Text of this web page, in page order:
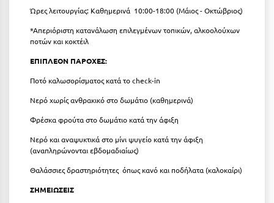
Κύπρος
Κως
Λαγκάδια
Λασίθι
Ώρες λειτουργίας: Καθημερινά 10:00-18:00 (Μάιος - Οκτώβριος)
*Απεριόριστη κατανάλωση επιλεγμένων τοπικών, αλκοολούχων
ποτών και κοκτέιλ
ΕΠΙΠΛΕΟΝ ΠΑΡΟΧΕΣ:
Ποτό καλωσορίσματος κατά το check-in
Νερό χωρίς ανθρακικό στο δωμάτιο (καθημερινά)
Φρέσκα φρούτα στο δωμάτιο κατά την άφιξη
Νερό και αναψυκτικά στο μίνι ψυγείο κατά την άφιξη
(αναπληρώνονται εβδομαδιαίως)
Θαλάσσιες δραστηριότητες όπως κανό και ποδήλατα (καλοκαίρι)
ΣΗΜΕΙΩΣΕΙΣ